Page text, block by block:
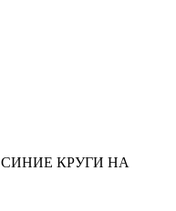
СИНИЕ КРУГИ НА